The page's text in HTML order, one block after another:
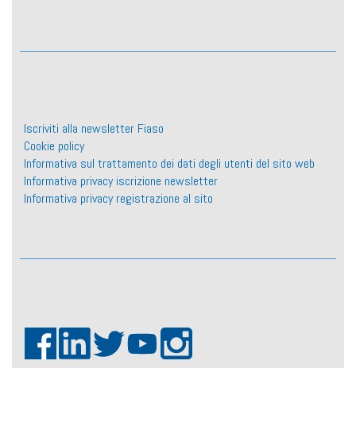
Iscriviti alla newsletter Fiaso
Cookie policy
Informativa sul trattamento dei dati degli utenti del sito web
Informativa privacy iscrizione newsletter
Informativa privacy registrazione al sito